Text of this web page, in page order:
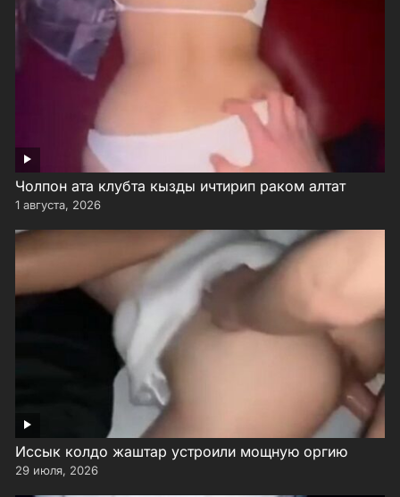
Чолпон ата клубта кызды ичтирип раком алтат
1 августа, 2026
Иссык колдо жаштар устроили мощную оргию
29 июля, 2026